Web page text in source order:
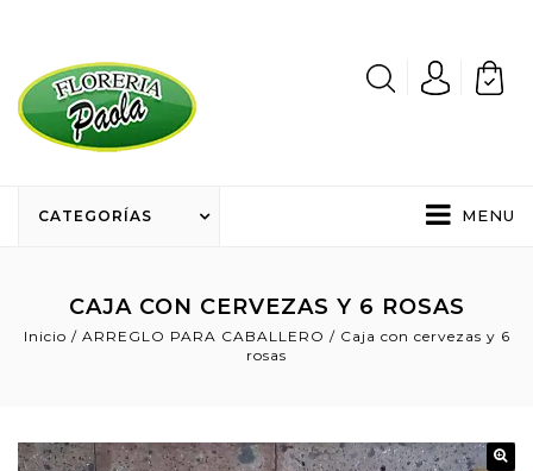
CATEGORÍAS MENU
CAJA CON CERVEZAS Y 6 ROSAS
Inicio / ARREGLO PARA CABALLERO / Caja con cervezas y 6
rosas